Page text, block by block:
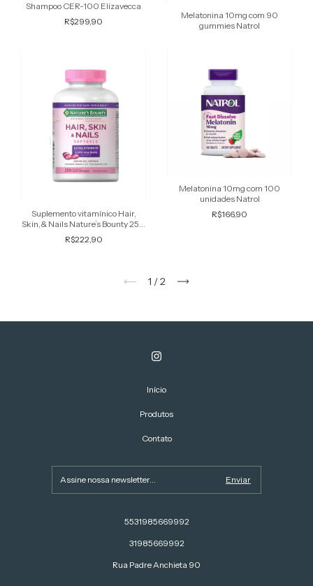
Shampoo CER-100 Elizavecca
R$299,90
Melatonina 10mg com 90
gummies Natrol
Suplemento vitamínico Hair,
Skin,& Nails Nature’s Bounty 250
cápsula
R$222,90
Melatonina 10mg com 100
unidades Natrol
R$166,90
1 /2
Início
Produtos
Contato
5531985669992
31985669992
Rua Padre Anchieta 90